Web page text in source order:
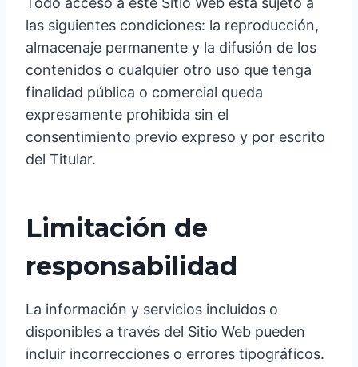
las siguientes condiciones: la reproducción,
almacenaje permanente y la difusión de los
contenidos o cualquier otro uso que tenga
finalidad pública o comercial queda
expresamente prohibida sin el
consentimiento previo expreso y por escrito
del Titular.
Limitación de
responsabilidad
La información y servicios incluidos o
disponibles a través del Sitio Web pueden
incluir incorrecciones o errores tipográficos.